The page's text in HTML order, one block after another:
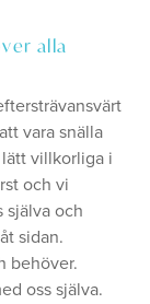
alla
vara snälla
villkorliga i
och vi
själva och
sidan.
behöver.
oss själva.